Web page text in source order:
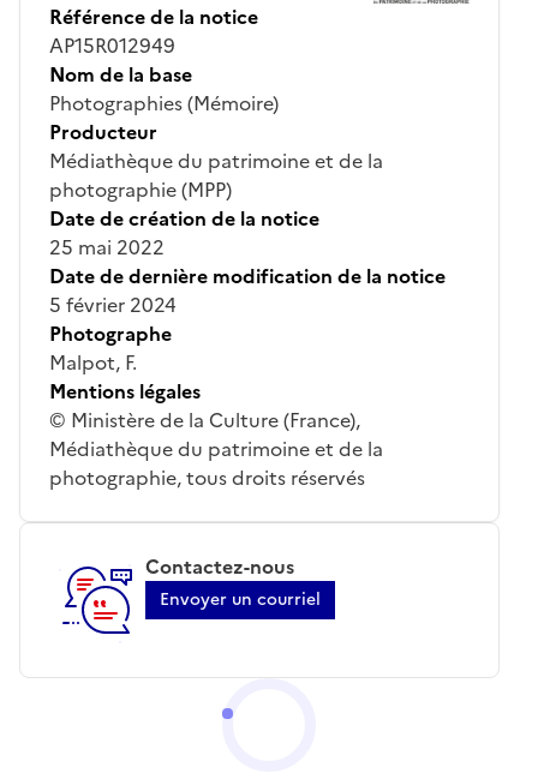
Référence de la notice
AP15R012949
Nom de la base
Photographies (Mémoire)
Producteur
Médiathèque du patrimoine et de la
photographie (MPP)
Date de création de la notice
25 mai 2022
Date de dernière modification de la notice
5 février 2024
Photographe
Malpot, F.
Mentions légales
© Ministère de la Culture (France),
Médiathèque du patrimoine et de la
photographie, tous droits réservés
Contactez-nous
Envoyer un courriel